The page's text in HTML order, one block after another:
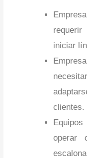
requerir
iniciar
clientes.
operar